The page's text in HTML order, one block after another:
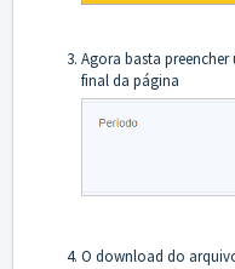
Agora basta
final da página
O download do